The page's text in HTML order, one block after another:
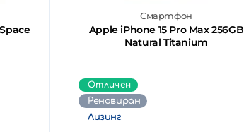
Смартфон
Apple iPhone 15 Pro Max 256GB
Natural Titanium
Отличен
Реновиран
Лизинг